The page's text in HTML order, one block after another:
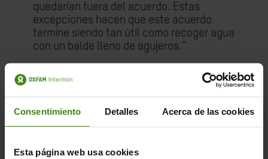
Consentimiento Detalles Acerca de las cookies
Esta página web usa cookies
quedarían fuera del acuerdo. Estas
excepciones hacen que este acuerdo
termine siendo tan útil como recoger agua
con un balde lleno de agujeros.”
redistribución de nuevos beneficios
globales, el acuerdo también es también
muy insuficiente y limitado. Apenas
afectará a una pequeña proporción de los
corporaciones, con márgenes de